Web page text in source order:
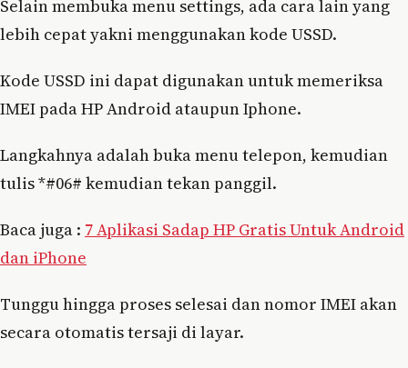
Selain membuka menu settings, ada cara lain yang
lebih cepat yakni menggunakan kode USSD.
Kode USSD ini dapat digunakan untuk memeriksa
IMEI pada HP Android ataupun Iphone.
Langkahnya adalah buka menu telepon, kemudian
tulis *#06# kemudian tekan panggil.
Baca juga : 7 Aplikasi Sadap HP Gratis Untuk Android
dan iPhone
Tunggu hingga proses selesai dan nomor IMEI akan
secara otomatis tersaji di layar.